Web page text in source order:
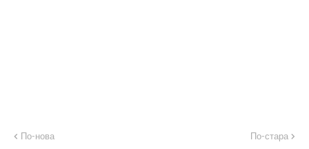
По-нова По-стара